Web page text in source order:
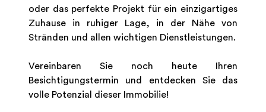
oder das perfekte Projekt für ein einzigartiges
Zuhause in ruhiger Lage, in der Nähe von
Stränden und allen wichtigen Dienstleistungen.
Vereinbaren Sie noch heute Ihren
Besichtigungstermin und entdecken Sie das
volle Potenzial dieser Immobilie!